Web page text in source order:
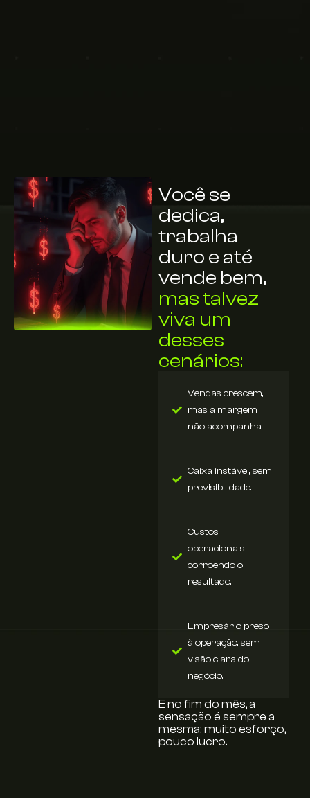
Você se
dedica,
trabalha
duro e até
vende bem,
mas talvez
viva um
desses
cenários:
Vendas crescem,
mas a margem
não acompanha.
Caixa instável, sem
previsibilidade.
Custos
operacionais
corroendo o
resultado.
Empresário preso
à operação, sem
visão clara do
negócio.
E no fim do mês, a
sensação é sempre a
mesma: muito esforço,
pouco lucro.